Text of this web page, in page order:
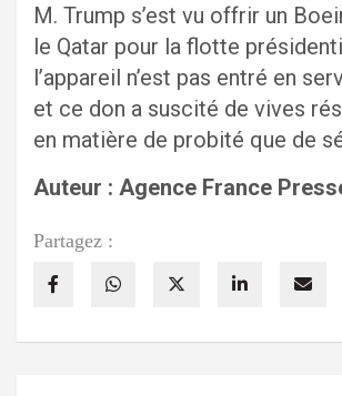
M. Trump s’est vu offrir un
le Qatar pour la flotte
l’appareil n’est pas entré en
et ce don a suscité de vives
en matière de probité que de
Auteur : Agence France
Partagez :